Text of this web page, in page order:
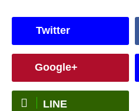
Twitter
Google+
LINE